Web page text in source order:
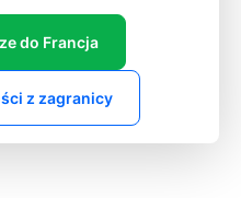
do Francja
z zagranicy